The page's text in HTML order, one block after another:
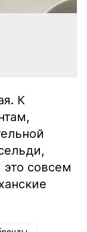
К
совсем